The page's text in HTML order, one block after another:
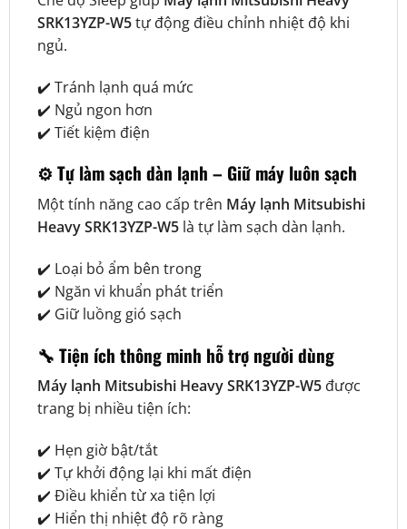
SRK13YZP-W5tự động điều chỉnh nhiệt độ khi
ngủ.
✔️ Tránh lạnh quá mức
✔️ Ngủ ngon hơn
✔️ Tiết kiệm điện
⚙️ Tự làm sạch dàn lạnh – Giữ máy luôn sạch
Một tính năng cao cấp trên Máy lạnh Mitsubishi
Heavy SRK13YZP-W5là tự làm sạch dàn lạnh.
✔️ Loại bỏ ẩm bên trong
✔️ Ngăn vi khuẩn phát triển
✔️ Giữ luồng gió sạch
🔧 Tiện ích thông minh hỗ trợ người dùng
Máy lạnh Mitsubishi Heavy SRK13YZP-W5được
trang bị nhiều tiện ích:
✔️ Hẹn giờ bật/tắt
✔️ Tự khởi động lại khi mất điện
✔️ Điều khiển từ xa tiện lợi
✔️ Hiển thị nhiệt độ rõ ràng